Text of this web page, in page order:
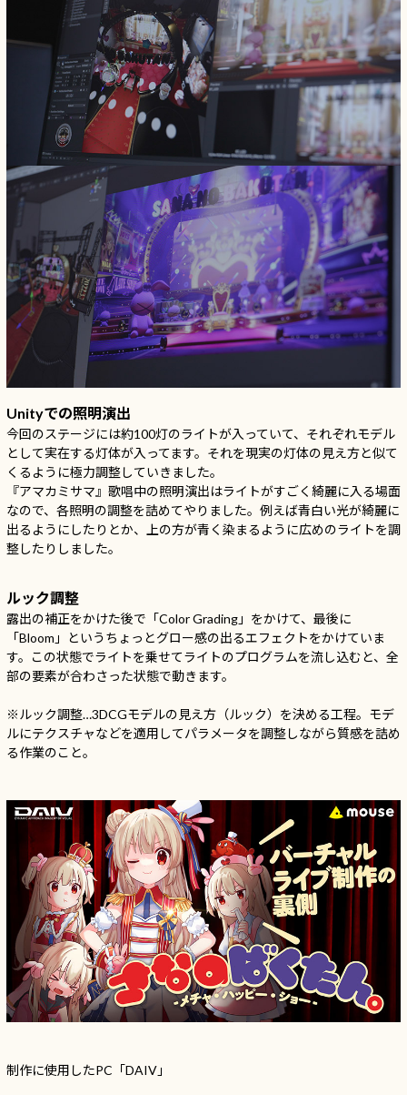
Unityでの照明演出
今回のステージには約100灯のライトが入っていて、それぞれモデル
として実在する灯体が入ってます。それを現実の灯体の見え方と似て
くるように極力調整していきました。
『アマカミサマ』歌唱中の照明演出はライトがすごく綺麗に入る場面
なので、各照明の調整を詰めてやりました。例えば青白い光が綺麗に
出るようにしたりとか、上の方が青く染まるように広めのライトを調
整したりしました。
ルック調整
露出の補正をかけた後で「Color Grading」をかけて、最後に
「Bloom」というちょっとグロー感の出るエフェクトをかけていま
す。この状態でライトを乗せてライトのプログラムを流し込むと、全
部の要素が合わさった状態で動きます。
※ルック調整…3DCGモデルの見え方（ルック）を決める工程。モデ
ルにテクスチャなどを適用してパラメータを調整しながら質感を詰め
る作業のこと。
制作に使用したPC「DAIV」